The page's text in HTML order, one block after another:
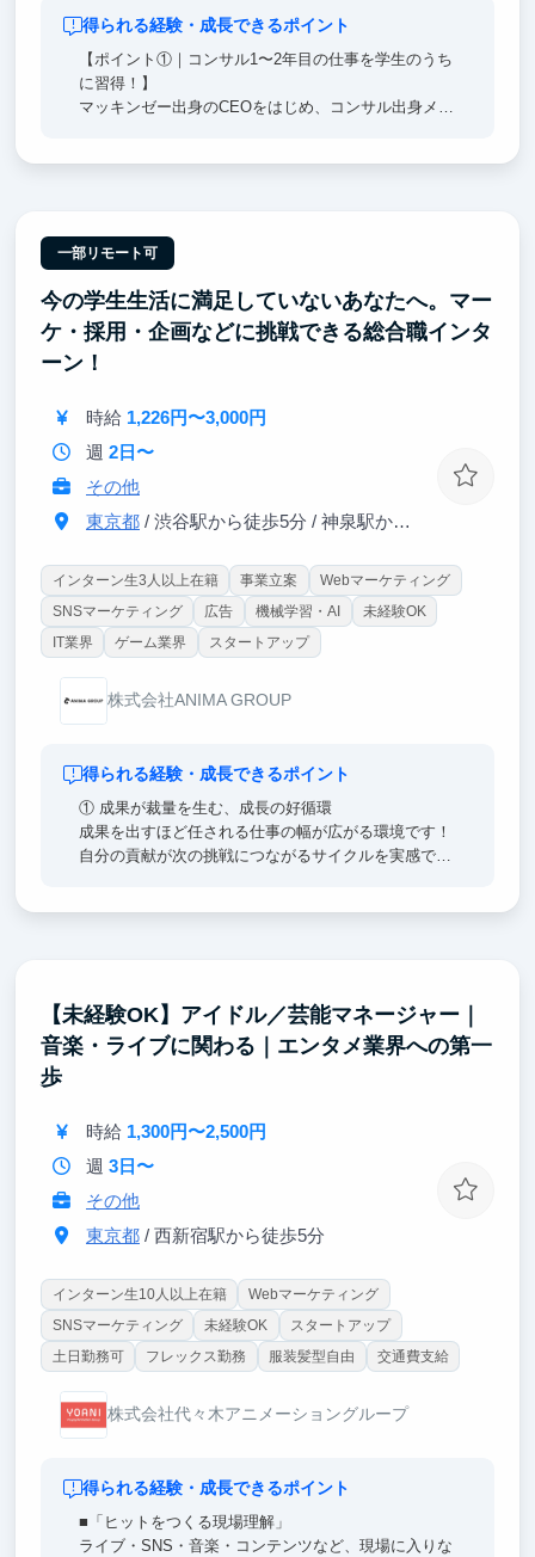
得られる経験・成長できるポイント
【ポイント①｜コンサル1〜2年目の仕事を学生のうち
に習得！】
マッキンゼー出身のCEOをはじめ、コンサル出身メン
ため、同期よりも早く成果を出せる基盤を築くことが
できます。
【ポイント②｜大手企業向けの業務変革に携われ
る！】
当社クライアントは日本を代表する大手企業が中心で
AIを活用した業務変革プロジェクトの中で、プロジェ
クト全体の推進に関わることができます。
一部リモート可
今の学生生活に満足していないあなたへ。マー
ケ・採用・企画などに挑戦できる総合職インタ
ーン！
時給 1,226円〜3,000円
週 2日〜
その他
東京都/ 渋谷駅から徒歩5分 / 神泉駅から徒歩3分
インターン生3人以上在籍 事業立案
Webマーケティング
SNSマーケティング
広告 機械学習・AI
未経験OK
IT業界
ゲーム業界 スタートアップ
株式会社ANIMA GROUP
得られる経験・成長できるポイント
① 成果が裁量を生む、成長の好循環
成果を出すほど任される仕事の幅が広がる環境です！
自分の貢献が次の挑戦につながるサイクルを実感でき
指します。
者など、幅広い経験を持つメンバーと共に働くこと
で、実践的な知見や多様な視点に触れることができま
【未経験OK】アイドル／芸能マネージャー｜
音楽・ライブに関わる｜エンタメ業界への第一
歩
時給 1,300円〜2,500円
週 3日〜
その他
東京都/ 西新宿駅から徒歩5分
インターン生10人以上在籍
Webマーケティング
SNSマーケティング
未経験OK
スタートアップ
土日勤務可
フレックス勤務 服装髪型自由 交通費支給
株式会社代々木アニメーショングループ
得られる経験・成長できるポイント
■「ヒットをつくる現場理解」
ライブ・SNS・音楽・コンテンツなど、現場に入りな